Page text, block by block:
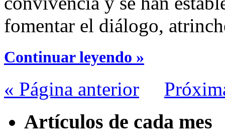
fomentar el diálogo,
Continuar leyendo »
« Página anterior
Artículos de cada mes